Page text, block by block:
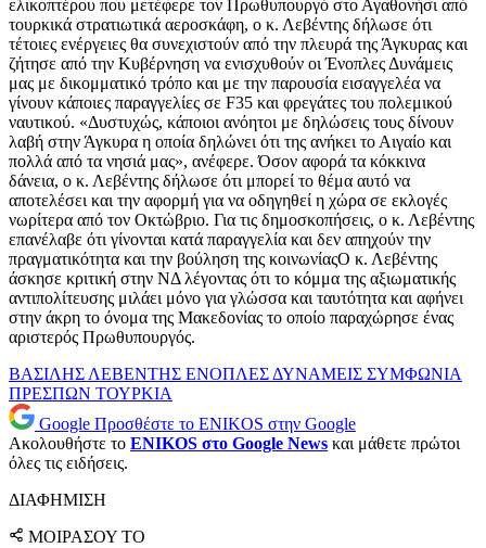
ελικοπτέρου που μετέφερε τον Πρωθυπουργό στο Αγαθονήσι από
τουρκικά στρατιωτικά αεροσκάφη, ο κ. Λεβέντης δήλωσε ότι
τέτοιες ενέργειες θα συνεχιστούν από την πλευρά της Άγκυρας και
ζήτησε από την Κυβέρνηση να ενισχυθούν οι Ένοπλες Δυνάμεις
μας με δικομματικό τρόπο και με την παρουσία εισαγγελέα να
γίνουν κάποιες παραγγελίες σε F35 και φρεγάτες του πολεμικού
ναυτικού. «Δυστυχώς, κάποιοι ανόητοι με δηλώσεις τους δίνουν
λαβή στην Άγκυρα η οποία δηλώνει ότι της ανήκει το Αιγαίο και
πολλά από τα νησιά μας», ανέφερε. Όσον αφορά τα κόκκινα
δάνεια, ο κ. Λεβέντης δήλωσε ότι μπορεί το θέμα αυτό να
αποτελέσει και την αφορμή για να οδηγηθεί η χώρα σε εκλογές
νωρίτερα από τον Οκτώβριο. Για τις δημοσκοπήσεις, ο κ. Λεβέντης
επανέλαβε ότι γίνονται κατά παραγγελία και δεν απηχούν την
πραγματικότητα και την βούληση της κοινωνίαςΟ κ. Λεβέντης
άσκησε κριτική στην ΝΔ λέγοντας ότι το κόμμα της αξιωματικής
αντιπολίτευσης μιλάει μόνο για γλώσσα και ταυτότητα και αφήνει
στην άκρη το όνομα της Μακεδονίας το οποίο παραχώρησε ένας
αριστερός Πρωθυπουργός.
ΒΑΣΙΛΗΣ ΛΕΒΕΝΤΗΣ ΕΝΟΠΛΕΣ ΔΥΝΑΜΕΙΣ ΣΥΜΦΩΝΙΑ
ΠΡΕΣΠΩΝ ΤΟΥΡΚΙΑ
Google Προσθέστε το ENIKOS στην Google
Ακολουθήστε το ENIKOS στο Google News και μάθετε πρώτοι
όλες τις ειδήσεις.
ΔΙΑΦΗΜΙΣΗ
ΜΟΙΡΑΣΟΥ ΤΟ